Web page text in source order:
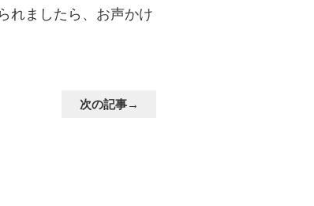
れましたら、お声かけ
次の記事→